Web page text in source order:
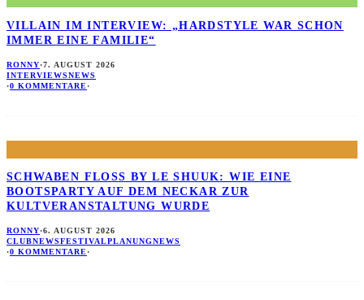
VILLAIN IM INTERVIEW: „HARDSTYLE WAR SCHON
IMMER EINE FAMILIE“
RONNY·7. AUGUST 2026
INTERVIEWSNEWS
·0 KOMMENTARE·
SCHWABEN FLOSS BY LE SHUUK: WIE EINE B
OOTSPARTY AUF DEM NECKAR ZUR K
ULTVERANSTALTUNG WURDE
RONNY·6. AUGUST 2026
CLUBNEWSFESTIVALPLANUNGNEWS
·0 KOMMENTARE·